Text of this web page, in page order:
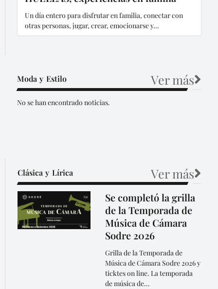
Un día entero para disfrutar en familia, conectar con
otras personas, jugar, crear, emocionarse y...
Moda y Estilo Ver más
No se han encontrado noticias.
Clásica y Lírica Ver más
Se completó la grilla
de la Temporada de
Música de Cámara
Sodre 2026
Grilla de la Temporada de
Música de Cámara Sodre 2026 y
ticktes on line. La temporada
de música de...